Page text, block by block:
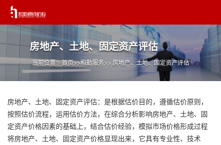
房地产、土地、固定资产评估
当前位置：首页>>和勤服务>> 房地产、土地、固定资产评估
房地产、土地、固定资产评估：是根据估价目的，遵循估价原则，
按照估价流程，运用估价方法，在综合分析影响房地产、土地、固
定资产价格因素的基础上，结合估价经验，模拟市场价格形成过程
将房地产、土地、固定资产价格显现出来，它具有专业性、技术